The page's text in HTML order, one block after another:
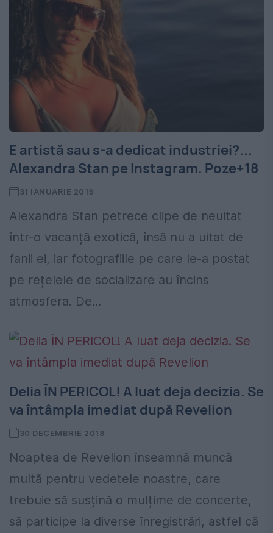
E artistă sau s-a dedicat industriei?...
Alexandra Stan pe Instagram. Poze+18
31 IANUARIE 2019
Alexandra Stan petrece clipe de neuitat
într-o vacanță exotică, însă nu a uitat de
fanii ei, iar fotografiile pe care le-a postat
pe rețelele de socializare au încins
atmosfera. De...
Delia ÎN PERICOL! A luat deja decizia. Se
va întâmpla imediat după Revelion
30 DECEMBRIE 2018
Noaptea de Revelion înseamnă muncă
multă pentru vedetele noastre, care
trebuie să susțină o mulțime de concerte,
să participe la diverse înregistrări, astfel că